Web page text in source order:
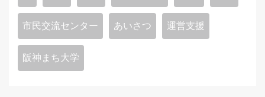
市民交流センター あいさつ 運営支援
阪神まち大学